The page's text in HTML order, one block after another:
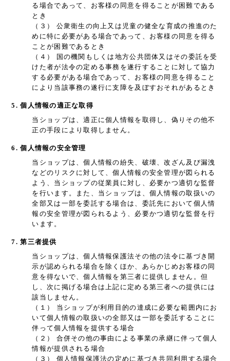
る場合であって、お客様の同意を得ることが困難である
とき
（３） 公衆衛生の向上又は児童の健全な育成の推進のた
めに特に必要がある場合であって、お客様の同意を得る
ことが困難であるとき
（４） 国の機関もしくは地方公共団体又はその委託を受
けた者が法令の定める事務を遂行することに対して協力
する必要がある場合であって、お客様の同意を得ること
により当該事務の遂行に支障を及ぼすおそれがあるとき
5. 個人情報の適正な取得
当ショップは、適正に個人情報を取得し、偽りその他不
正の手段により取得しません。
6. 個人情報の安全管理
当ショップは、個人情報の紛失、破壊、改ざん及び漏洩
などのリスクに対して、個人情報の安全管理が図られる
よう、当ショップの従業員に対し、必要かつ適切な監督
を行います。また、当ショップは、個人情報の取扱いの
全部又は一部を委託する場合は、委託先において個人情
報の安全管理が図られるよう、必要かつ適切な監督を行
います。
7. 第三者提供
当ショップは、個人情報保護法その他の法令に基づき開
示が認められる場合を除くほか、あらかじめお客様の同
意を得ないで、個人情報を第三者に提供しません。但
し、次に掲げる場合は上記に定める第三者への提供には
該当しません。
（１） 当ショップが利用目的の達成に必要な範囲内にお
いて個人情報の取扱いの全部又は一部を委託することに
伴って個人情報を提供する場合
（２） 合併その他の事由による事業の承継に伴って個人
情報が提供される場合
（３） 個人情報保護法の定めに基づき共同利用する場合